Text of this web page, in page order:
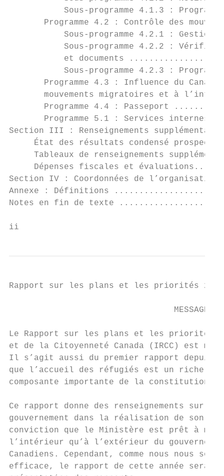
Sous-programme 4.1.3 :
Programme 4.2 : Contrôle des
Sous-programme 4.2.1 : Gestion
Sous-programme 4.2.2 :
et documents
Sous-programme 4.2.3 :
Programme 4.3 : Influence du
mouvements migratoires et à
Programme 4.4 : Passeport
Programme 5.1 : Services
Section III : Renseignements
État des résultats condensé
Tableaux de renseignements
Dépenses fiscales et
Section IV : Coordonnées de
Annexe : Définitions
Notes en fin de texte
ii
Rapport sur les plans et les priorités
MESSAGE
Le Rapport sur les plans et les priorités
et de la Citoyenneté Canada (IRCC) est
Il s’agit aussi du premier rapport depuis
que l’accueil des réfugiés est un riche
composante importante de la constitution
Ce rapport donne des renseignements sur
gouvernement dans la réalisation de son
conviction que le Ministère est prêt à
l’intérieur qu’à l’extérieur du
Canadiens. Cependant, comme nous nous
efficace, le rapport de cette année sera